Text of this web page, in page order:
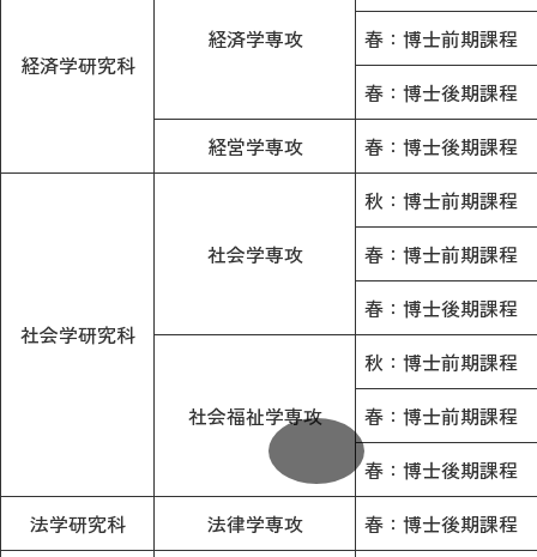
経済学研究科
経済学専攻
春：博士前期課程
春：博士後期課程
経営学専攻
春：博士後期課程
社会学研究科
社会学専攻
秋：博士前期課程
春：博士前期課程
春：博士後期課程
社会福祉学専攻
秋：博士前期課程
春：博士前期課程
春：博士後期課程
法学研究科
法律学専攻 春：博士後期課程